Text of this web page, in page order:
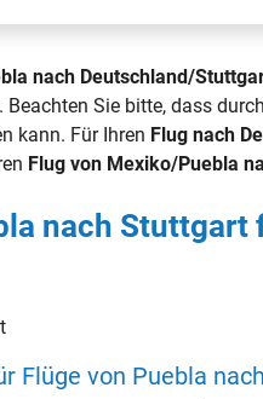
nach Deutschland/
Sie bitte, dass
kann. Für Ihren Flug nach
Flug von Mexiko/Puebla
nach Stuttgart
Flüge von Puebla